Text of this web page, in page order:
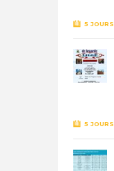
5 JOURS
5 JOURS